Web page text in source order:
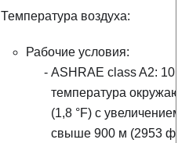
Температура воздуха:
Рабочие условия:
ASHRAE class A2: 10
температура
(1,8 °F) с
свыше 900 м (2953